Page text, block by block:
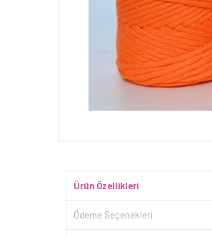
Ürün Özellikleri
Ödeme Seçenekleri